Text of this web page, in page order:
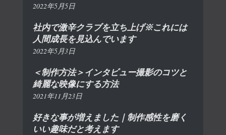
2022年5月5日
社内で激辛クラブを立ち上げ※これには
人間成長を見込んでいます
2022年5月3日
＜制作方法＞インタビュー撮影のコツと
綺麗な映像にする方法
2021年11月23日
好きな事が増えました｜制作感性を磨く
いい趣味だと考えます